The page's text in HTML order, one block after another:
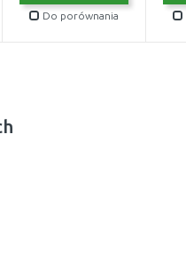
Do porównania